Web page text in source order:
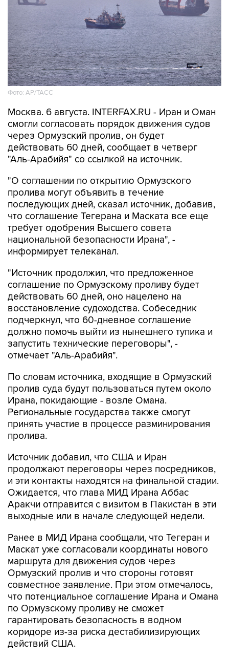
Фото: AP/ТАСС
Москва. 6 августа. INTERFAX.RU - Иран и Оман
смогли согласовать порядок движения судов
через Ормузский пролив, он будет
действовать 60 дней, сообщает в четверг
"Аль-Арабийя" со ссылкой на источник.
"О соглашении по открытию Ормузского
пролива могут объявить в течение
последующих дней, сказал источник, добавив,
что соглашение Тегерана и Маската все еще
требует одобрения Высшего совета
национальной безопасности Ирана", -
информирует телеканал.
"Источник продолжил, что предложенное
соглашение по Ормузскому проливу будет
действовать 60 дней, оно нацелено на
восстановление судоходства. Собеседник
подчеркнул, что 60-дневное соглашение
должно помочь выйти из нынешнего тупика и
запустить технические переговоры", -
отмечает "Аль-Арабийя".
По словам источника, входящие в Ормузский
пролив суда будут пользоваться путем около
Ирана, покидающие - возле Омана.
Региональные государства также смогут
принять участие в процессе разминирования
пролива.
Источник добавил, что США и Иран
продолжают переговоры через посредников,
и эти контакты находятся на финальной стадии.
Ожидается, что глава МИД Ирана Аббас
Аракчи отправится с визитом в Пакистан в эти
выходные или в начале следующей недели.
Ранее в МИД Ирана сообщали, что Тегеран и
Маскат уже согласовали координаты нового
маршрута для движения судов через
Ормузский пролив и что стороны готовят
совместное заявление. При этом отмечалось,
что потенциальное соглашение Ирана и Омана
по Ормузскому проливу не сможет
гарантировать безопасность в водном
коридоре из-за риска дестабилизирующих
действий США.